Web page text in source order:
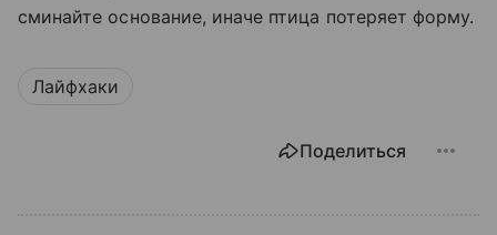
сминайте основание, иначе птица потеряет форму.
Лайфхаки
Поделиться